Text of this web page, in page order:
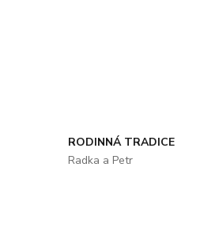
RODINNÁ TRADICE
Radka a Petr